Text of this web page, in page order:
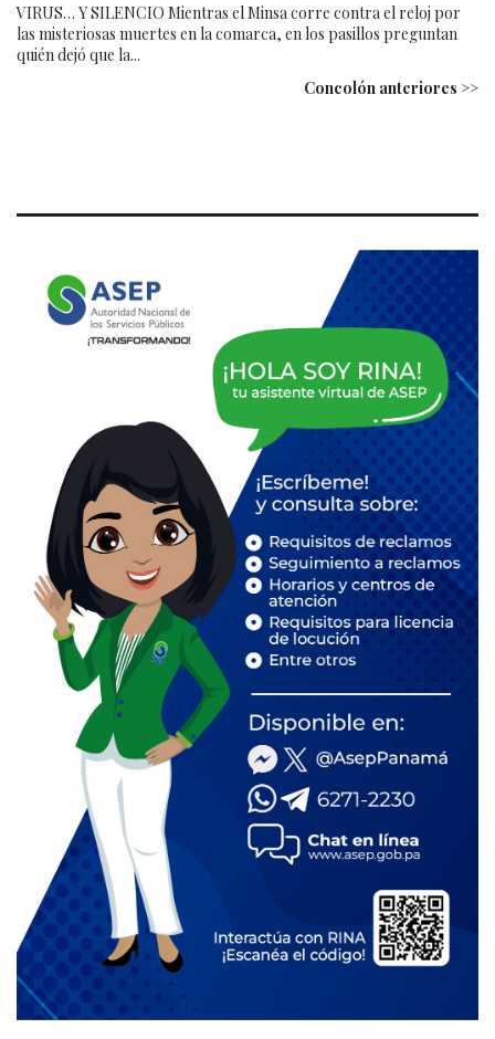
VIRUS… Y SILENCIO Mientras el Minsa corre contra el reloj por
las misteriosas muertes en la comarca, en los pasillos preguntan
quién dejó que la...
Concolón anteriores >>